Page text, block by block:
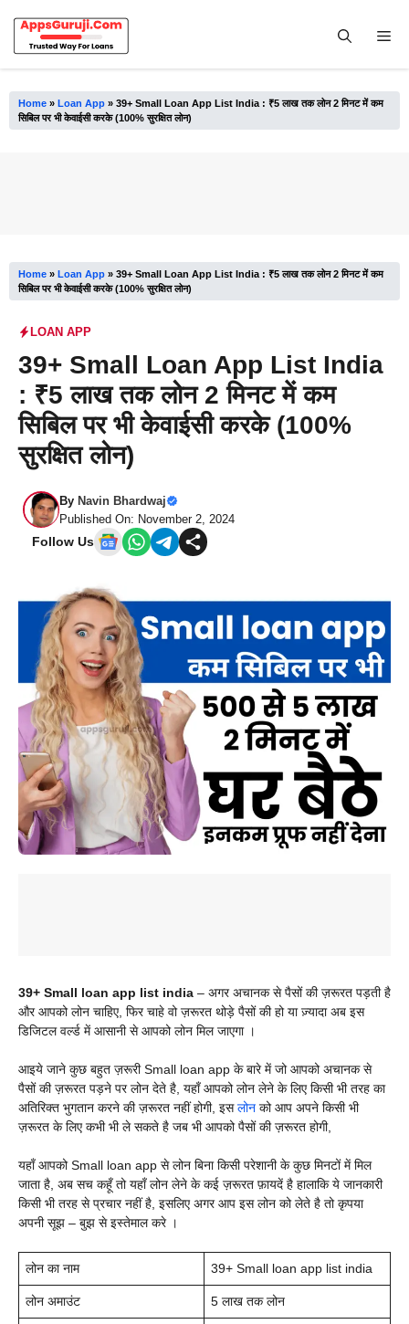
content
Home » Loan App » 39+ Small Loan App List India : ₹5 लाख तक लोन 2 मिनट में कम
सिबिल पर भी केवाईसी करके (100% सुरक्षित लोन)
Home » Loan App » 39+ Small Loan App List India : ₹5 लाख तक लोन 2 मिनट में कम
सिबिल पर भी केवाईसी करके (100% सुरक्षित लोन)
LOAN APP
39+ Small Loan App List India
: ₹5 लाख तक लोन 2 मिनट में कम
सिबिल पर भी केवाईसी करके (100%
सुरक्षित लोन)
By Navin Bhardwaj
Published On: November 2, 2024
Follow Us
39+ Small loan app list india – अगर अचानक से पैसों की ज़रूरत पड़ती है
और आपको लोन चाहिए, फिर चाहे वो ज़रूरत थोड़े पैसों की हो या ज़्यादा अब इस
डिजिटल वर्ल्ड में आसानी से आपको लोन मिल जाएगा ।
आइये जाने कुछ बहुत ज़रूरीSmall loan app के बारे में जो आपको अचानक से
पैसों की ज़रूरत पड़ने पर लोन देते है, यहाँ आपको लोन लेने के लिए किसी भी तरह का
अतिरिक्त भुगतान करने की ज़रूरत नहीं होगी, इसलोन को आप अपने किसी भी
ज़रूरत के लिए कभी भी ले सकते है जब भी आपको पैसों की ज़रूरत होगी,
यहाँ आपकोSmall loan app से लोन बिना किसी परेशानी के कुछ मिनटों में मिल
जाता है, अब सच कहूँ तो यहाँ लोन लेने के कई ज़रूरत फ़ायदें है हालाकि ये जानकारी
किसी भी तरह से प्रचार नहीं है, इसलिए अगर आप इस लोन को लेते है तो कृपया
अपनी सूझ – बुझ से इस्तेमाल करे ।
लोन का नाम 39+ Small loan app list india
लोन अमाउंट 5 लाख तक लोन